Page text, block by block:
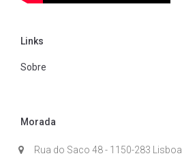
Links
Sobre
Morada
Rua do Saco 48 - 1150-283 Lisboa